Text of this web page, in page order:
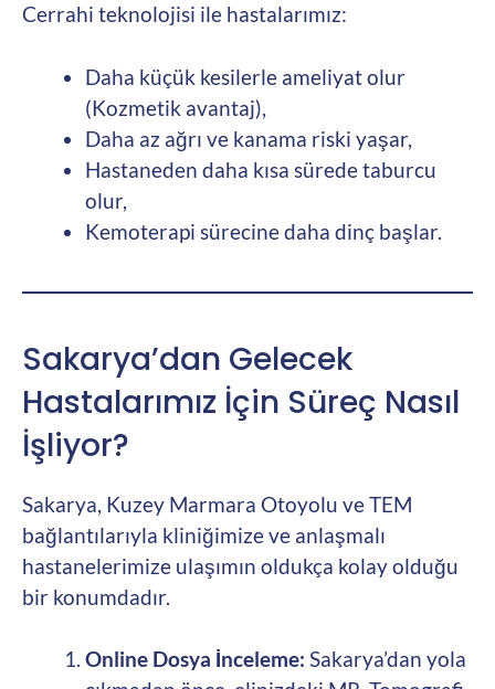
Cerrahi teknolojisi ile hastalarımız:
Daha küçük kesilerle ameliyat olur
(Kozmetik avantaj),
Daha az ağrı ve kanama riski yaşar,
Hastaneden daha kısa sürede taburcu
olur,
Kemoterapi sürecine daha dinç başlar.
Sakarya’dan Gelecek
Hastalarımız İçin Süreç Nasıl
İşliyor?
Sakarya, Kuzey Marmara Otoyolu ve TEM
bağlantılarıyla kliniğimize ve anlaşmalı
hastanelerimize ulaşımın oldukça kolay olduğu
bir konumdadır.
Online Dosya İnceleme: Sakarya’dan yola